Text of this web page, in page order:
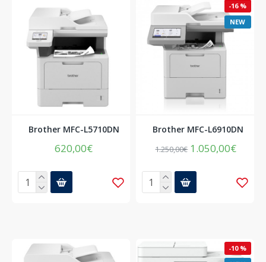
Brother MFC-L5710DN
620,00€
NEW
-16 %
Brother MFC-L6910DN
1.250,00€ 1.050,00€
-10 %